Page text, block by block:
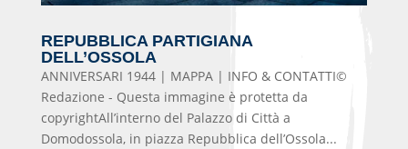
REPUBBLICA PARTIGIANA
DELL’OSSOLA
ANNIVERSARI 1944 | MAPPA | INFO & CONTATTI©
Redazione - Questa immagine è protetta da
copyrightAll’interno del Palazzo di Città a
Domodossola, in piazza Repubblica dell’Ossola...